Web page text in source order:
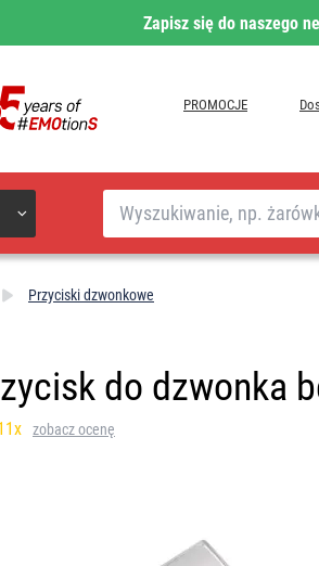
Zapisz się do naszego
PROMOCJE
Szukaj
Przyciski dzwonkowe
do dzwonka
zobacz ocenę